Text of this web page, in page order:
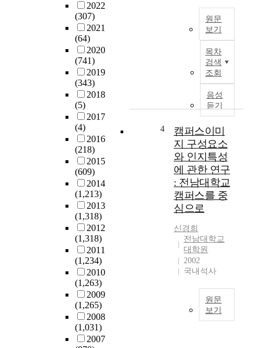
2022
(307)
2021
(64)
2020
(741)
2019
(343)
2018
(5)
2017
(4)
2016
(218)
2015
(609)
2014
(1,213)
2013
(1,318)
2012
(1,318)
2011
(1,234)
2010
(1,263)
2009
(1,265)
2008
(1,031)
2007
원문
보기
목차
검색
조회
음성
듣기
4
캠퍼스이미
지 구성요소
와 인지특성
에 관한 연구
: 전남대학교
캠퍼스를 중
심으로
신경희
전남대학교
대학원
2002
국내석사
원문
보기